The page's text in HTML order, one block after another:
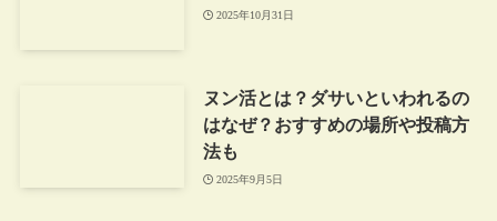
2025年10月31日
ヌン活とは？ダサいといわれるの
はなぜ？おすすめの場所や投稿方
法も
2025年9月5日